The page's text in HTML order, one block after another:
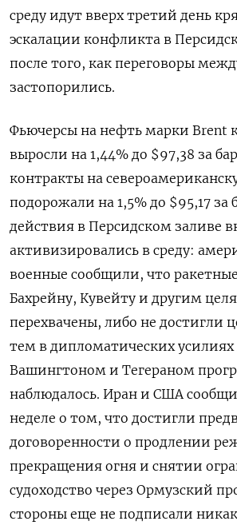
среду идут вверх третий день
эскалации конфликта в
после того, как переговоры
застопорились.
Фьючерсы на нефть марки Brent
выросли на 1,44% до $97,38 ​за
контракты ⁠на
подорожали на ‌1,5% до $95,17 за
‌действия в Персидском заливе
активизировались в среду:
военные сообщили, что
‌Бахрейну, Кувейту и другим
перехвачены, либо не достигли
тем в ‌дипломатических
Вашингтоном и Тегераном
наблюдалось. Иран и США
неделе ​о том, ​что достигли
‌договоренности о продлении
прекращения огня и снятии
судоходство через Ормузский
стороны еще не подписали